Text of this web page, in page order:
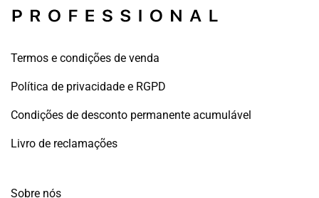
Termos e condições de venda
Política de privacidade e RGPD
Condições de desconto permanente acumulável
Livro de reclamações
Sobre nós